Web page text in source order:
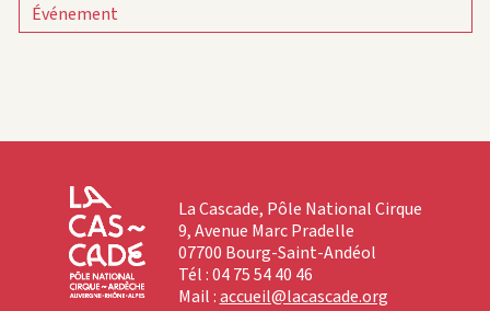
Événement
La Cascade, Pôle National Cirque
9, Avenue Marc Pradelle
07700 Bourg-Saint-Andéol
Tél : 04 75 54 40 46
Mail :accueil@lacascade.org